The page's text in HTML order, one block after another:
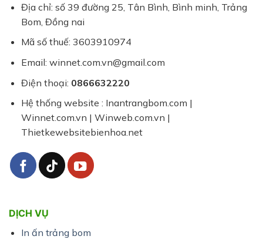
Địa chỉ: số 39 đường 25, Tân Bình, Bình minh, Trảng
Bom, Đồng nai
Mã số thuế: 3603910974
Email: winnet.com.vn@gmail.com
Điện thoại: 0866632220
Hệ thống website : Inantrangbom.com |
Winnet.com.vn | Winweb.com.vn |
Thietkewebsitebienhoa.net
DỊCH VỤ
In ấn trảng bom